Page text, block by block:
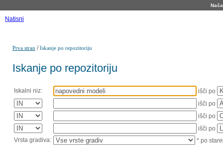
Natisni
Prva stran /Iskanje po repozitoriju
Iskanje po repozitoriju
Iskalni niz:
išči po
išči po
išči po
išči po
Vrsta gradiva:
* po